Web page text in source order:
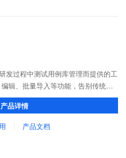
发过程中测试用例库管理而提供的工
辑、批量导入等功能，告别传统项
例信息共享不易的问题，成为测试
产品详情
产品文档